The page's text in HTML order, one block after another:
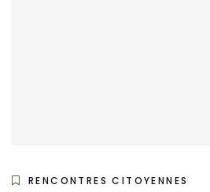
RENCONTRES CITOYENNES